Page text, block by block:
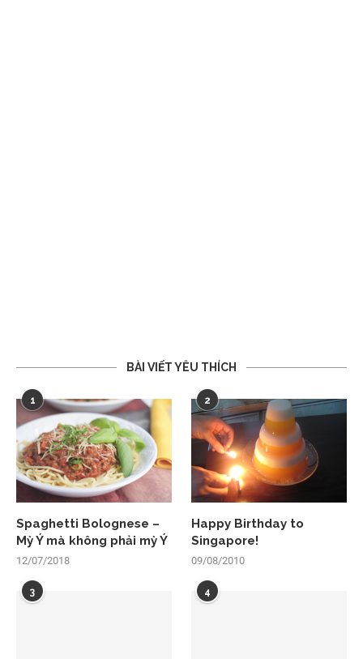
BÀI VIẾT YÊU THÍCH
1
Spaghetti Bolognese –
Mỳ Ý mà không phải mỳ Ý
12/07/2018
2
Happy Birthday to
Singapore!
09/08/2010
3 4